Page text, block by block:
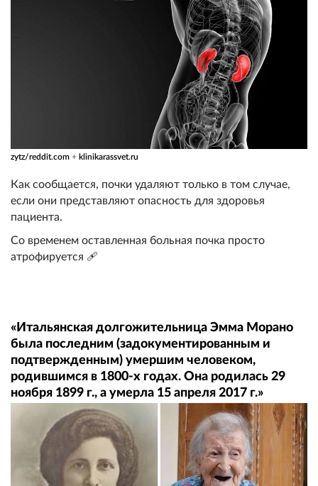
zytz/reddit.com + klinikarassvet.ru
Как сообщается, почки удаляют только в том случае,
если они представляют опасность для здоровья
пациента.
Со временем оставленная больная почка просто
атрофируется 🩹
«Итальянская долгожительница Эмма Морано
была последним (задокументированным и
подтвержденным) умершим человеком,
родившимся в 1800-х годах. Она родилась 29
ноября 1899 г., а умерла 15 апреля 2017 г.»